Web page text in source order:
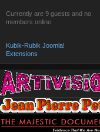
Currently are 9 guests and no
members online
Kubik-Rubik Joomla!
Extensions